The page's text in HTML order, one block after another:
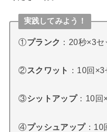
実践してみよう！
①プランク ：20秒×3セ
②スクワット ：10回×3
③シットアップ：10回
④プッシュアップ：10